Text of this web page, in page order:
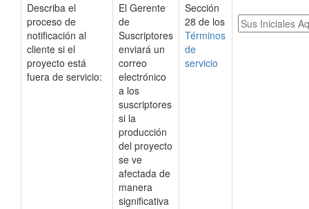
Describa el
proceso de
notificación al
cliente si el
proyecto está
fuera de servicio:
El Gerente
de
Suscriptores
enviará un
correo
electrónico
a los
suscriptores
si la
producción
del proyecto
se ve
afectada de
manera
significativa
Sección
28 de los
Términos
de
servicio